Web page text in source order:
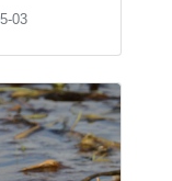
03